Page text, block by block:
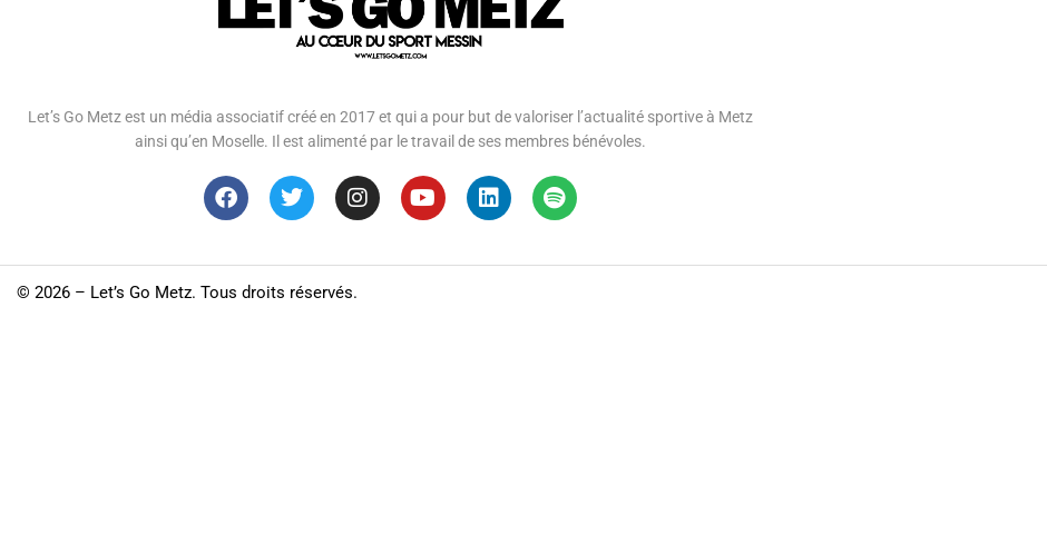
Let’s Go Metz est un média associatif créé en 2017 et qui a pour but de valoriser l’actualité sportive à Metz
ainsi qu’en Moselle. Il est alimenté par le travail de ses membres bénévoles.
© 2026 – Let’s Go Metz. Tous droits réservés.